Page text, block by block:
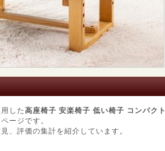
した高座椅子 安楽椅子 低い椅子 コンパク
ージです。
、評価の集計を紹介しています。